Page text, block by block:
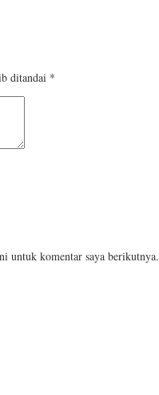
ditandai *
untuk komentar saya berikutnya.